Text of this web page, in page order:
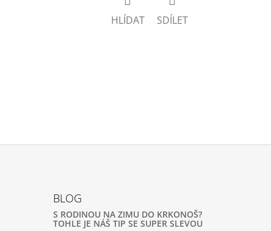
HLÍDAT SDÍLET
BLOG
S RODINOU NA ZIMU DO KRKONOŠ?
TOHLE JE NÁŠ TIP SE SUPER SLEVOU